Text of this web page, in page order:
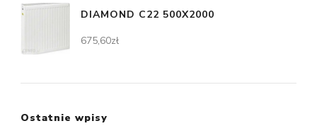
DIAMOND C22 500X2000
675,60zł
Ostatnie wpisy